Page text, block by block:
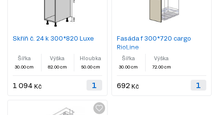
Skříň č. 24 k 300*820 Luxe
Šířka
30.00 cm
Výška
82.00 cm
Hloubka
50.00 cm
1 094 Kč
Fasáda f 300*720 cargo
RioLine
Šířka
30.00 cm
Výška
72.00 cm
692 Kč